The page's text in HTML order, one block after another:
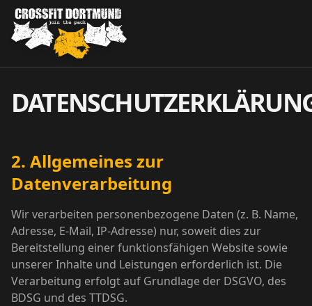
2. Allgemeines zur
Datenverarbeitung
Wir verarbeiten personenbezogene Daten (z. B. Name,
Adresse, E-Mail, IP-Adresse) nur, soweit dies zur
Bereitstellung einer funktionsfähigen Website sowie
unserer Inhalte und Leistungen erforderlich ist. Die
Verarbeitung erfolgt auf Grundlage der DSGVO, des
BDSG und des TTDSG.